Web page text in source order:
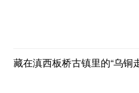
藏在滇西板桥古镇里的“乌铜